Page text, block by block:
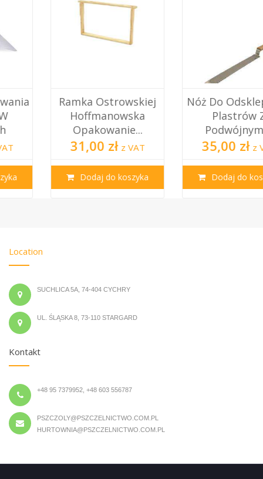
Ramka Ostrowskiej
Hoffmanowska
Opakowanie...
31,00 zł z VAT
Dodaj do koszyka
Nóż Do Odsklepiania
Plastrów Z
Podwójnymi...
35,00 zł z VAT
Dodaj do koszyka
Location
SUCHLICA 5A, 74-404 CYCHRY
UL. ŚLĄSKA 8, 73-110 STARGARD
Kontakt
+48 95 7379952, +48 603 556787
PSZCZOLY@PSZCZELNICTWO.COM.PL
HURTOWNIA@PSZCZELNICTWO.COM.PL